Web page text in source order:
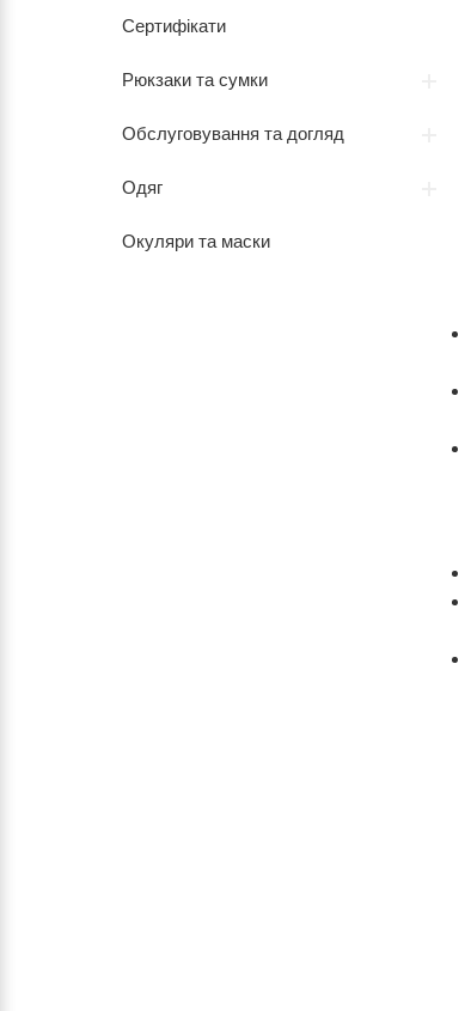
Сертифікати
Рюкзаки та сумки
Обслуговування та догляд
Одяг
Окуляри та маски